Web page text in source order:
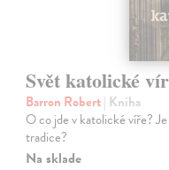
Svět katolické
Barron Robert| Kniha
O co jde v katolické víře?
tradice?
Na sklade